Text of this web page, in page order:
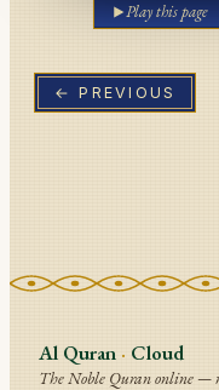
Play this page
← PREVIOUS
Al Quran · Cloud
The Noble Quran online —